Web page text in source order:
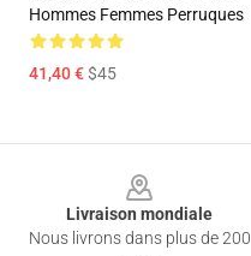
Hommes Femmes Perruques
41,40 €$45
Livraison mondiale
Nous livrons dans plus de 200